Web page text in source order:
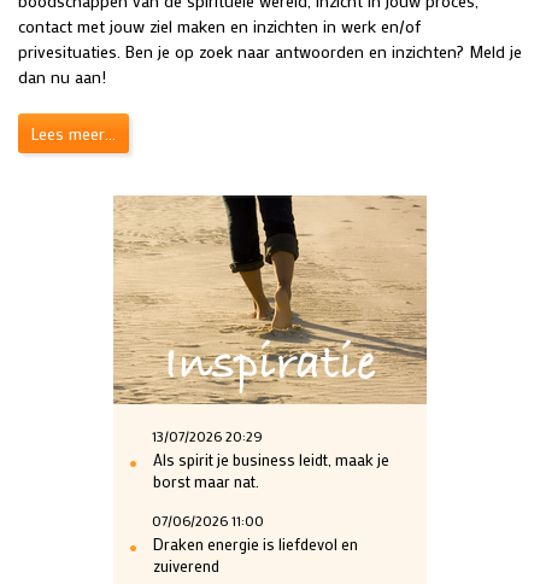
contact met jouw ziel maken en inzichten in werk en/of
privesituaties. Ben je op zoek naar antwoorden en inzichten? Meld je
dan nu aan!
Lees meer...
Inspiratie
13/07/2026 20:29
•
Als spirit je business leidt, maak je
borst maar nat.
07/06/2026 11:00
•
Draken energie is liefdevol en
zuiverend